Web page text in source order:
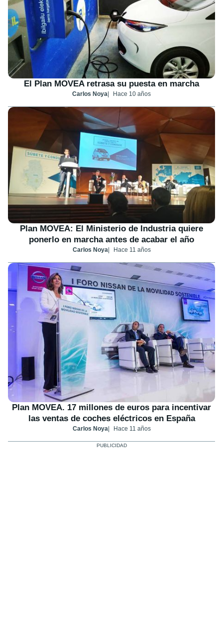
El Plan MOVEA retrasa su puesta en marcha
Carlos Noya Hace 10 años
Plan MOVEA: El Ministerio de Industria quiere
ponerlo en marcha antes de acabar el año
Carlos Noya Hace 11 años
Plan MOVEA. 17 millones de euros para incentivar
las ventas de coches eléctricos en España
Carlos Noya Hace 11 años